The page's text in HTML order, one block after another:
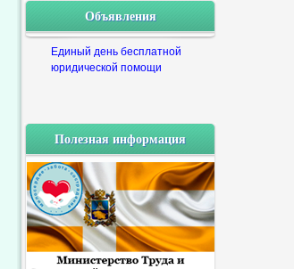
Объявления
Единый день бесплатной
юридической помощи
Полезная информация